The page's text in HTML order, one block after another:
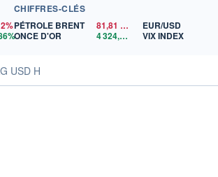
CHIFFRES-CLÉS
PÉTROLE BRENT
81,81
ONCE D'OR
4 324,61 $US
EUR/USD
VIX INDEX
USD H